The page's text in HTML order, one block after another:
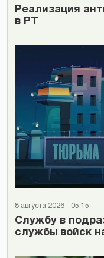
Реализация
в РТ
8 августа 2026 - 05:15
Cлужбу в
службы войск